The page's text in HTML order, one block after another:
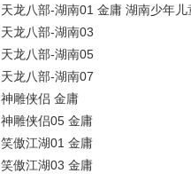
天龙八部-湖南01 金庸 湖南少年儿
天龙八部-湖南03
天龙八部-湖南05
天龙八部-湖南07
神雕侠侣 金庸
神雕侠侣05 金庸
笑傲江湖01 金庸
笑傲江湖03 金庸